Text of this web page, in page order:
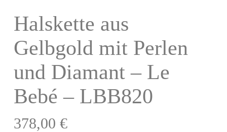
Halskette aus
Gelbgold mit Perlen
und Diamant – Le
Bebé – LBB820
378,00 €